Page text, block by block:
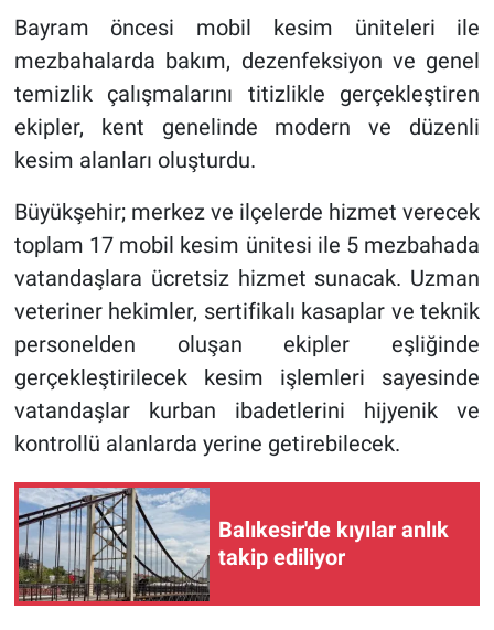
Bayram öncesi mobil kesim üniteleri ile
mezbahalarda bakım, dezenfeksiyon ve genel
temizlik çalışmalarını titizlikle gerçekleştiren
ekipler, kent genelinde modern ve düzenli
kesim alanları oluşturdu.
Büyükşehir; merkez ve ilçelerde hizmet verecek
toplam 17 mobil kesim ünitesi ile 5 mezbahada
vatandaşlara ücretsiz hizmet sunacak. Uzman
veteriner hekimler, sertifikalı kasaplar ve teknik
personelden oluşan ekipler eşliğinde
gerçekleştirilecek kesim işlemleri sayesinde
vatandaşlar kurban ibadetlerini hijyenik ve
kontrollü alanlarda yerine getirebilecek.
Balıkesir'de kıyılar anlık
takip ediliyor